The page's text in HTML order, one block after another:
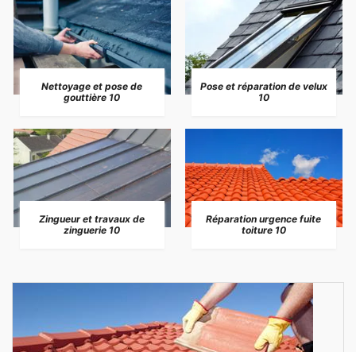
Nettoyage et pose de
gouttière 10
Pose et réparation de velux
10
Zingueur et travaux de
zinguerie 10
Réparation urgence fuite
toiture 10